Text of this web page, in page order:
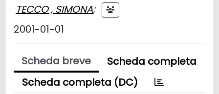
TECCO , SIMONA;
2001-01-01
Scheda breve
Scheda completa
Scheda completa (DC)